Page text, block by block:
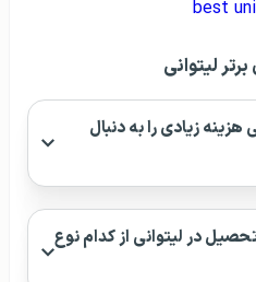
best
لیتوانی
هزینه زیادی را به دنبال
در لیتوانی از کدام نوع